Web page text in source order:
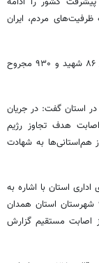
ظرفیت‌های مردم، ایران
۴۶ نقطه استان در جریان جنگ رمضان هدف قرار گرفت/ ۸۶ شهید و ۹۳۰ مجروح
استان گفت: در جریان
از استان در قالب ۷۳ مورد اصابت هدف تجاوز رژیم
آمریکا قرار گرفت که در مجموع ۸۶ نفر از هم‌استانی‌ها به شهادت
استان با اشاره به
وقایع جنگ اخیر گفت: در جریان جنگ رمضان مجموعاً ۹ شهرستان استان همدان
اصابت مستقیم گزارش